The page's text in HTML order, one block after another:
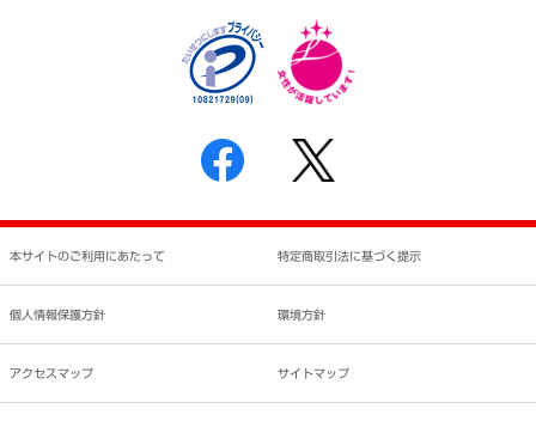
反社会的勢力に対する基本方針
書面による個人情報の開示等の請求の手続きについて
本サイトのご利用にあたって 特定商取引法に基づく提示
個人情報保護方針 環境方針
アクセスマップ サイトマップ